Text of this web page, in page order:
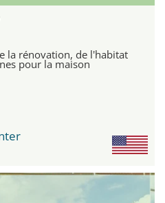
la rénovation, de l'habitat
pour la maison